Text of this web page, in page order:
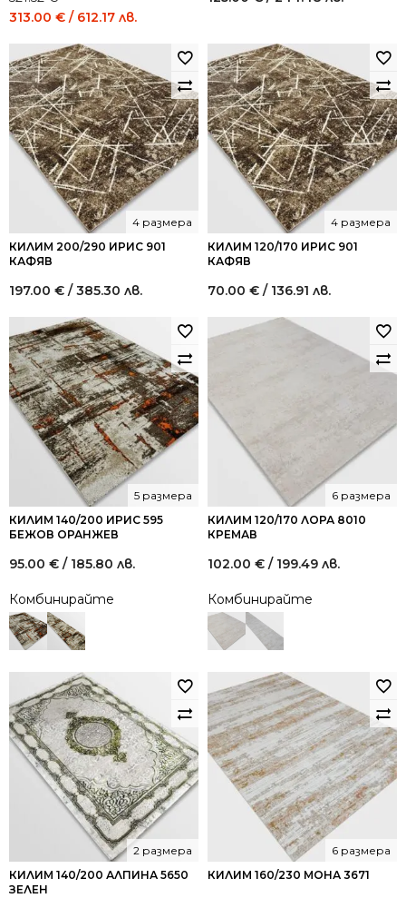
Original
was:
521.52 €
/
1,020.00
лв..
313.00 € / 612.17 лв.
313.00 €
/
612.17
лв..
КИЛИМ 200/290 ИРИС 901
КАФЯВ
4 размера
197.00 € / 385.30 лв.
КИЛИМ 120/170 ИРИС 901
КАФЯВ
4 размера
70.00 € / 136.91 лв.
КИЛИМ 140/200 ИРИС 595
БЕЖОВ ОРАНЖЕВ
5 размера
95.00 € / 185.80 лв.
Комбинирайте
КИЛИМ 120/170 ЛОРА 8010
КРЕМАВ
6 размера
102.00 € / 199.49 лв.
Комбинирайте
КИЛИМ 140/200 АЛПИНА 5650
ЗЕЛЕН
2 размера
КИЛИМ 160/230 МОНА 3671
6 размера